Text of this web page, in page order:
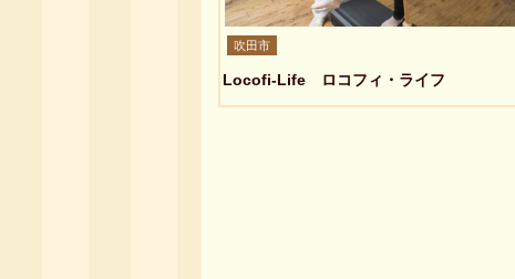
吹田市
Locofi-Life ロコフィ・ライフ